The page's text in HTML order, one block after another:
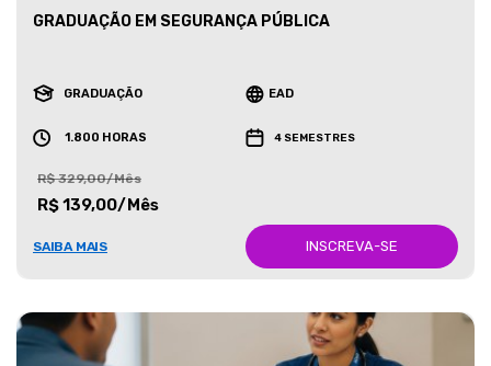
GRADUAÇÃO EM SEGURANÇA PÚBLICA
GRADUAÇÃO EAD
1.800 HORAS 4 SEMESTRES
R$ 329,00/Mês
R$ 139,00/Mês
SAIBA MAIS INSCREVA-SE